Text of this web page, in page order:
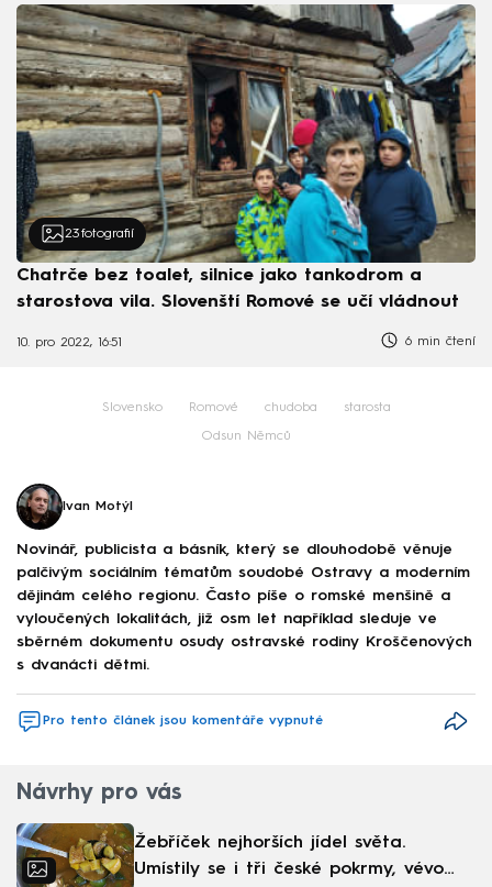
23 fotografií
Chatrče bez toalet, silnice jako tankodrom a
starostova vila. Slovenští Romové se učí vládnout
10. pro 2022, 16:51 6 min čtení
Slovensko Romové chudoba starosta
Odsun Němců
Ivan Motýl
Novinář, publicista a básník, který se dlouhodobě věnuje
palčivým sociálním tématům soudobé Ostravy a moderním
dějinám celého regionu. Často píše o romské menšině a
vyloučených lokalitách, již osm let například sleduje ve
sběrném dokumentu osudy ostravské rodiny Kroščenových
s dvanácti dětmi.
Pro tento článek jsou komentáře vypnuté
Návrhy pro vás
Žebříček nejhorších jídel světa.
Umístily se i tři české pokrmy, vévodí